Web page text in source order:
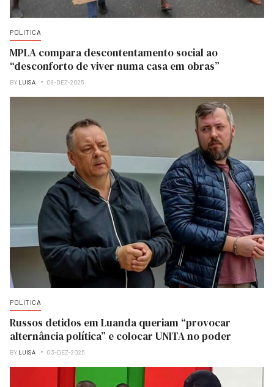
POLITICA
MPLA compara descontentamento social ao
“desconforto de viver numa casa em obras”
BY LUISA 08-DEZ-2025
POLITICA
Russos detidos em Luanda queriam “provocar
alternância política” e colocar UNITA no poder
BY LUISA 03-DEZ-2025